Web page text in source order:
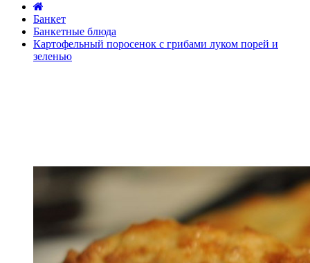
Банкет
Банкетные блюда
Картофельный поросенок с грибами луком порей и
зеленью